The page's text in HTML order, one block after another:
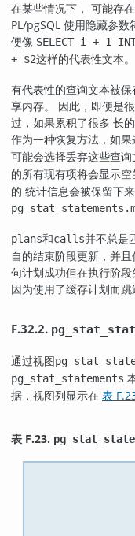
在某些情况下， 可能存
PL/pgSQL 使用隐藏参数
便像 SELECT i + 1
+ $2这样的代表性文本。
有代表性的查询文本被
享内存。 因此，即便是
过，如果累积了很多 长
作为一种恢复方法，如果
可能会选择丢弃这些查
的所有现有项将会显示空
的 统计信息会被保留下
plans和calls并不总是
自的结束阶段更新，并
句计划成功但在执行阶
因为使用了缓存计划而跳
F.32.2.
通过视图
pg_stat_statements
据，视图列显示在 表
表 F.23.